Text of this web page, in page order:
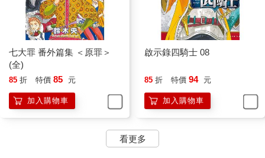
七大罪 番外篇集 ＜原罪＞
(全)
85 折 特價 85 元
加入購物車
啟示錄四騎士 08
85 折 特價 94 元
加入購物車
看更多